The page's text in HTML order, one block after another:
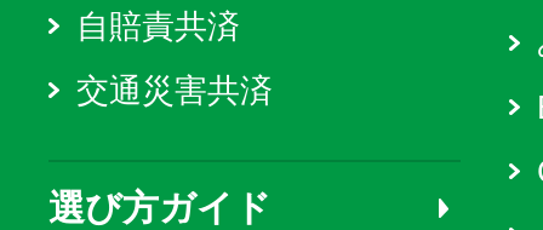
自賠責共済
交通災害共済
選び方ガイド